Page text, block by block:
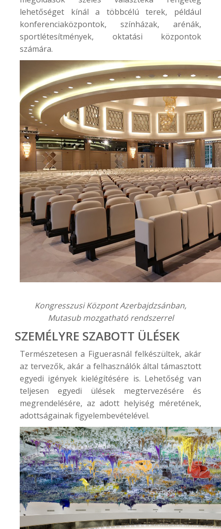
lehetőséget kínál a többcélú terek, például
konferenciaközpontok, színházak, arénák,
sportlétesítmények, oktatási központok
számára.
Kongresszusi Központ Azerbajdzsánban,
Mutasub mozgatható rendszerrel
SZEMÉLYRE SZABOTT ÜLÉSEK
Természetesen a Figuerasnál felkészültek, akár
az tervezők, akár a felhasználók által támasztott
egyedi igények kielégítésére is. Lehetőség van
teljesen egyedi ülések megtervezésére és
megrendelésére, az adott helyiség méretének,
adottságainak figyelembevételével.